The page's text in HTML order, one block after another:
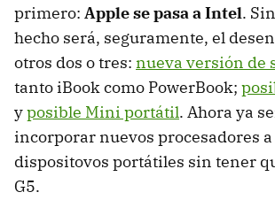
primero: Apple se pasa a Intel.
hecho será, seguramente, el
otros dos o tres: nueva versión de
tanto iBook como PowerBook;
yposible Mini portátil. Ahora ya
incorporar nuevos procesadores a
dispositovos portátiles sin tener
G5.